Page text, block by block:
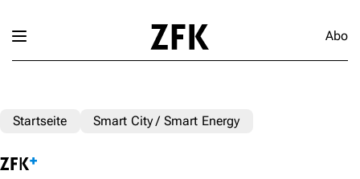
Abo
Startseite Smart City / Smart Energy